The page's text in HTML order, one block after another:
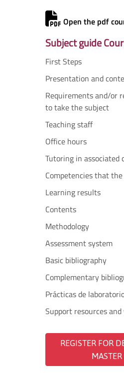
Open the pdf
Subject guide
First Steps
Presentation and
Requirements and/or
to take the subject
Teaching staff
Office hours
Tutoring in associated
Competencies that
Learning results
Contents
Methodology
Assessment system
Basic bibliography
Complementary
Prácticas de
Support resources
REGISTER FOR
MASTER